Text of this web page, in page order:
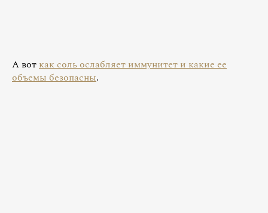
А воткак соль ослабляет иммунитет и какие ее
объемы безопасны.